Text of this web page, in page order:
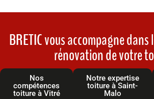
BRETIC vous accompagne dans
rénovationde votre
Nos
compétences
toiture à Vitré
Notre expertise
toiture à Saint-
Malo